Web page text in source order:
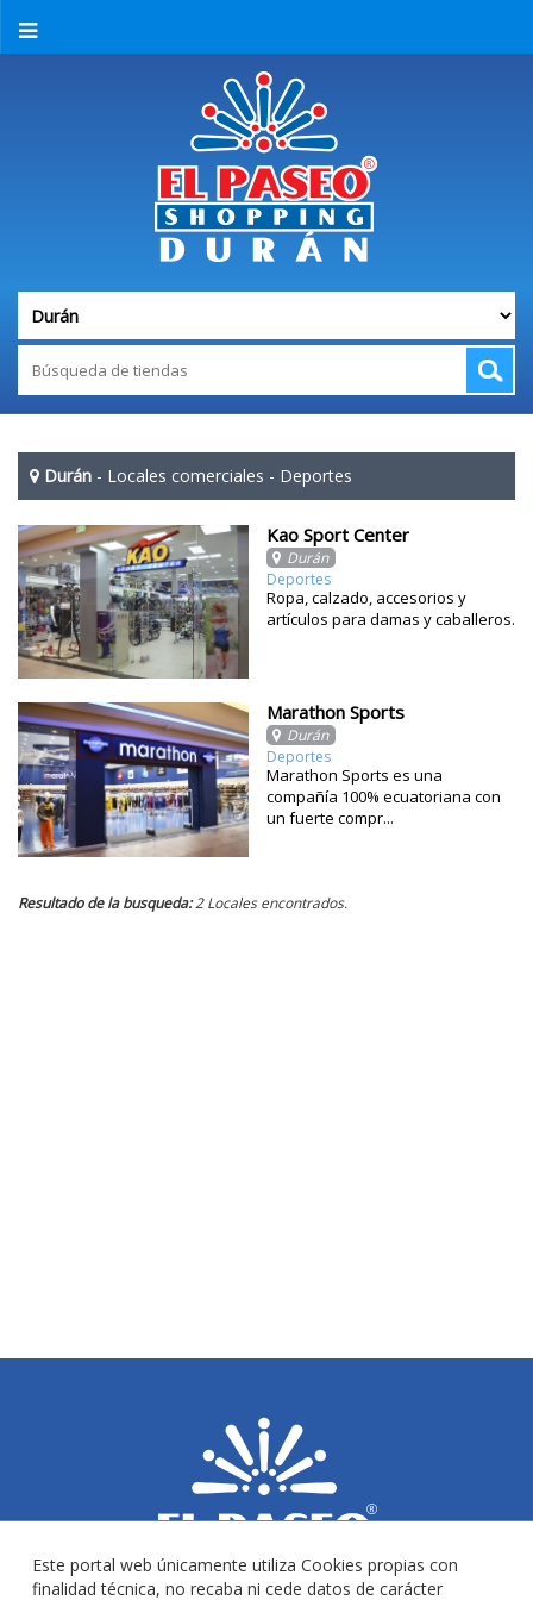
Durán - Locales comerciales - Deportes
Kao Sport Center
Durán
Deportes
Ropa, calzado, accesorios y
artículos para damas y caballeros.
Marathon Sports
Durán
Deportes
Marathon Sports es una
compañía 100% ecuatoriana con
un fuerte compr...
Resultado de la busqueda:2 Locales encontrados.
Este portal web únicamente utiliza Cookies propias con
finalidad técnica, no recaba ni cede datos de carácter